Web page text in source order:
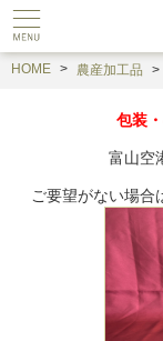
HOME 農産加工品
包装
富山空
ご要望がない場合